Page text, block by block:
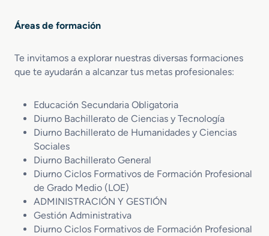
Áreas de formación
Te invitamos a explorar nuestras diversas formaciones
que te ayudarán a alcanzar tus metas profesionales:
Educación Secundaria Obligatoria
Diurno Bachillerato de Ciencias y Tecnología
Diurno Bachillerato de Humanidades y Ciencias
Sociales
Diurno Bachillerato General
Diurno Ciclos Formativos de Formación Profesional
de Grado Medio (LOE)
ADMINISTRACIÓN Y GESTIÓN
Gestión Administrativa
Diurno Ciclos Formativos de Formación Profesional